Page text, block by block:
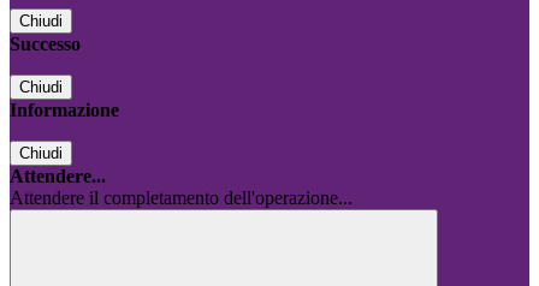
Chiudi
Successo
Chiudi
Informazione
Chiudi
Attendere...
Attendere il completamento dell'operazione...